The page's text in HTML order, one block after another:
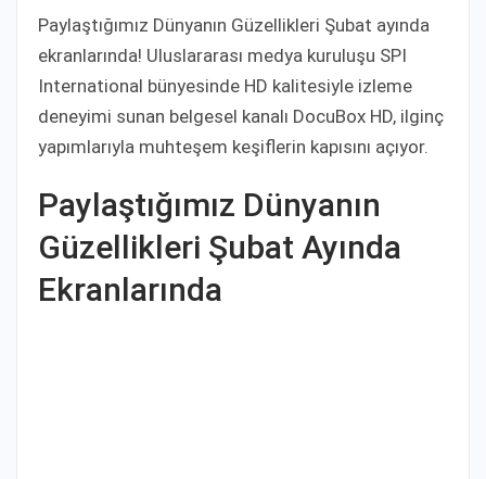
Paylaştığımız Dünyanın Güzellikleri Şubat ayında
ekranlarında! Uluslararası medya kuruluşu SPI
International bünyesinde HD kalitesiyle izleme
deneyimi sunan belgesel kanalı DocuBox HD, ilginç
yapımlarıyla muhteşem keşiflerin kapısını açıyor.
Paylaştığımız Dünyanın
Güzellikleri Şubat Ayında
Ekranlarında